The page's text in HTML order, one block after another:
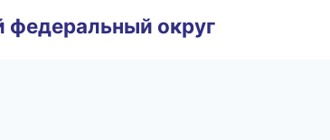
федеральный округ